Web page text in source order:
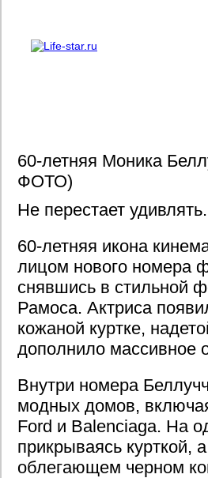
60-летняя Моника
ФОТО)
Не перестает удивлять.
60-летняя икона
лицом нового номера
снявшись в стильной
Рамоса. Актриса
кожаной куртке,
дополнило массивное
Внутри номера
модных домов,
Ford и Balenciaga. На
прикрываясь курткой,
облегающем черном